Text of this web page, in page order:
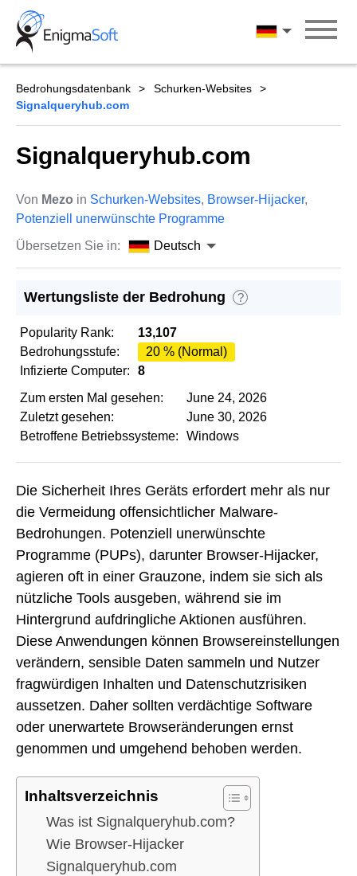
Skip
content
Deutsch
Bedrohungsdatenbank
Schurken-Websites
Signalqueryhub.com
Signalqueryhub.com
Von Mezo in Schurken-Websites, Browser-Hijacker,
Potenziell unerwünschte Programme
Übersetzen Sie in:
Deutsch
Wertungsliste der Bedrohung ?
Popularity Rank:
13,107
Bedrohungsstufe:
20 % (Normal)
Infizierte Computer:
8
Zum ersten Mal gesehen:
June 24, 2026
Zuletzt gesehen:
June 30, 2026
Betroffene Betriebssysteme:
Windows
Die Sicherheit Ihres Geräts erfordert mehr als nur
die Vermeidung offensichtlicher Malware-
Bedrohungen. Potenziell unerwünschte
Programme (PUPs), darunter Browser-Hijacker,
agieren oft in einer Grauzone, indem sie sich als
nützliche Tools ausgeben, während sie im
Hintergrund aufdringliche Aktionen ausführen.
Diese Anwendungen können Browsereinstellungen
verändern, sensible Daten sammeln und Nutzer
fragwürdigen Inhalten und Datenschutzrisiken
aussetzen. Daher sollten verdächtige Software
oder unerwartete Browseränderungen ernst
genommen und umgehend behoben werden.
Inhaltsverzeichnis
Was ist Signalqueryhub.com?
Wie Browser-Hijacker
Signalqueryhub.com